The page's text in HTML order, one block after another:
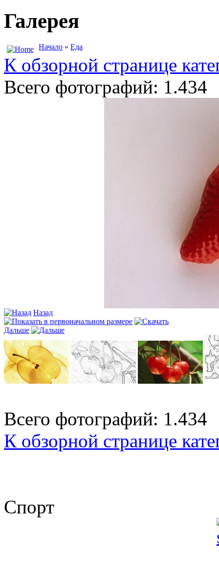
Галерея
Начало » Еда
К обзорной странице
Всего фотографий: 1.434
Назад
Дальше
Всего фотографий: 1.434
К обзорной странице
Спорт